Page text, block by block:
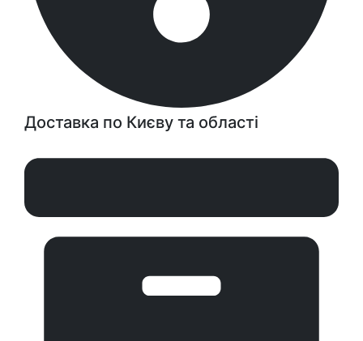
Доставка по Києву та області